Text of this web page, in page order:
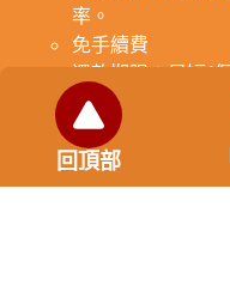
率。
免手續費
還款期限：最短1
方協議而訂。
範例試算：小明急
後選定金主，雙方
利率12%計算，
回頂部